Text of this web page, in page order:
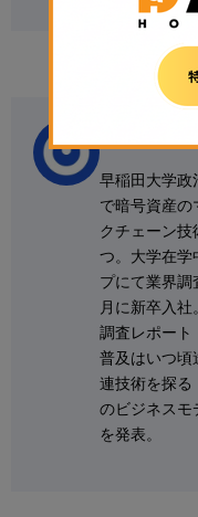
早稲田大学政
で暗号資産の
クチェーン
つ。大学在学
プにて業界
月に新卒入
調査レポート
普及はいつ
連技術を探る
のビジネスモ
を発表。